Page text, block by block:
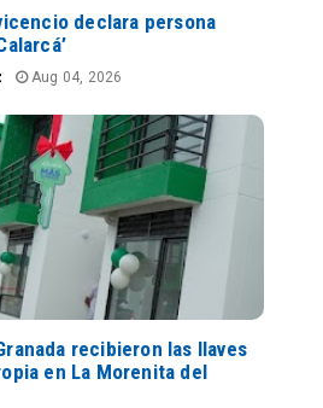
declara persona
Aug 04, 2026
recibieron las llaves
en La Morenita del